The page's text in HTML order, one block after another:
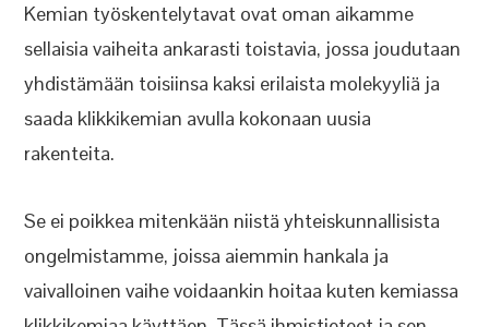
Kemian työskentelytavat ovat oman aikamme
sellaisia vaiheita ankarasti toistavia, jossa joudutaan
yhdistämään toisiinsa kaksi erilaista molekyyliä ja
saada klikkikemian avulla kokonaan uusia
rakenteita.
Se ei poikkea mitenkään niistä yhteiskunnallisista
ongelmistamme, joissa aiemmin hankala ja
vaivalloinen vaihe voidaankin hoitaa kuten kemiassa